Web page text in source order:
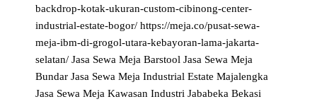
backdrop-kotak-ukuran-custom-cibinong-center-
industrial-estate-bogor/https://meja.co/pusat-sewa-
meja-ibm-di-grogol-utara-kebayoran-lama-jakarta-
selatan/Jasa Sewa Meja BarstoolJasa Sewa Meja
BundarJasa Sewa Meja Industrial Estate Majalengka
Jasa Sewa Meja Kawasan Industri Jababeka Bekasi